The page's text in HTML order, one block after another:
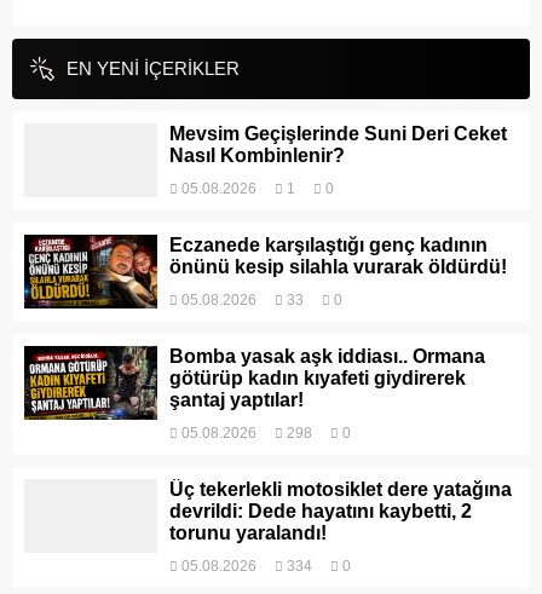
EN YENİ İÇERİKLER
Mevsim Geçişlerinde Suni Deri Ceket
Nasıl Kombinlenir?
05.08.2026 1 0
Eczanede karşılaştığı genç kadının
önünü kesip silahla vurarak öldürdü!
05.08.2026 33 0
Bomba yasak aşk iddiası.. Ormana
götürüp kadın kıyafeti giydirerek
şantaj yaptılar!
05.08.2026 298 0
Üç tekerlekli motosiklet dere yatağına
devrildi: Dede hayatını kaybetti, 2
torunu yaralandı!
05.08.2026 334 0